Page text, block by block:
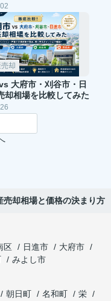
却
大府市・刈谷市・日
却相場を比較してみた
却相場と価格の決まり方
区 日進市
大府市
みよし市
朝日町 名和町
栄